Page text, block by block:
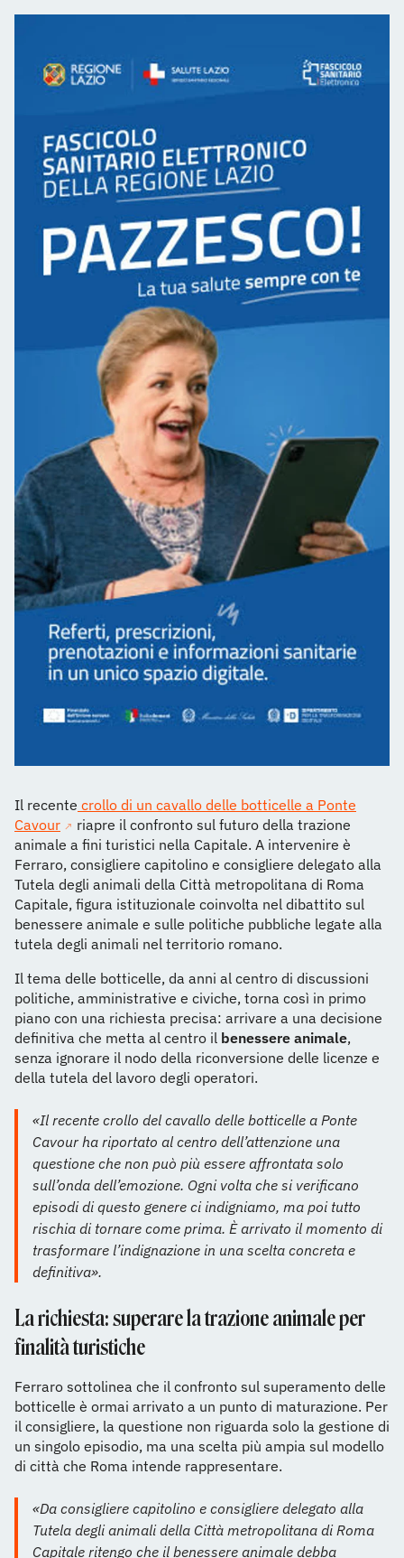
Il recente crollo di un cavallo delle botticelle a Ponte
Cavour
riapre il confronto sul futuro della trazione
animale a fini turistici nella Capitale. A intervenire è
Ferraro, consigliere capitolino e consigliere delegato alla
Tutela degli animali della Città metropolitana di Roma
Capitale, figura istituzionale coinvolta nel dibattito sul
benessere animale e sulle politiche pubbliche legate alla
tutela degli animali nel territorio romano.
Il tema delle botticelle, da anni al centro di discussioni
politiche, amministrative e civiche, torna così in primo
piano con una richiesta precisa: arrivare a una decisione
definitiva che metta al centro il benessere animale,
senza ignorare il nodo della riconversione delle licenze e
della tutela del lavoro degli operatori.
«Il recente crollo del cavallo delle botticelle a Ponte
Cavour ha riportato al centro dell’attenzione una
questione che non può più essere affrontata solo
sull’onda dell’emozione. Ogni volta che si verificano
episodi di questo genere ci indigniamo, ma poi tutto
rischia di tornare come prima. È arrivato il momento di
trasformare l’indignazione in una scelta concreta e
definitiva».
La richiesta: superare la trazione animale per
finalità turistiche
Ferraro sottolinea che il confronto sul superamento delle
botticelle è ormai arrivato a un punto di maturazione. Per
il consigliere, la questione non riguarda solo la gestione di
un singolo episodio, ma una scelta più ampia sul modello
di città che Roma intende rappresentare.
«Da consigliere capitolino e consigliere delegato alla
Tutela degli animali della Città metropolitana di Roma
Capitale ritengo che il benessere animale debba